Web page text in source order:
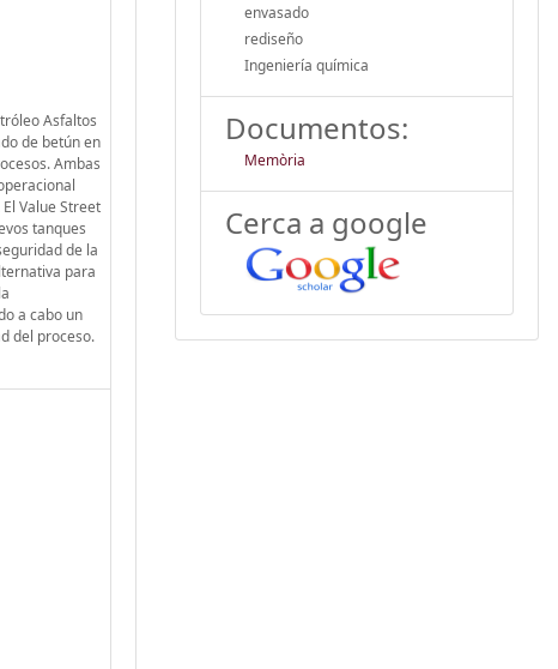
Asfaltos
de betún en
Ambas
Value Street
tanques
de la
para
a cabo un
del proceso.
envasado
rediseño
Ingeniería química
Documentos:
Memòria
Cerca a google